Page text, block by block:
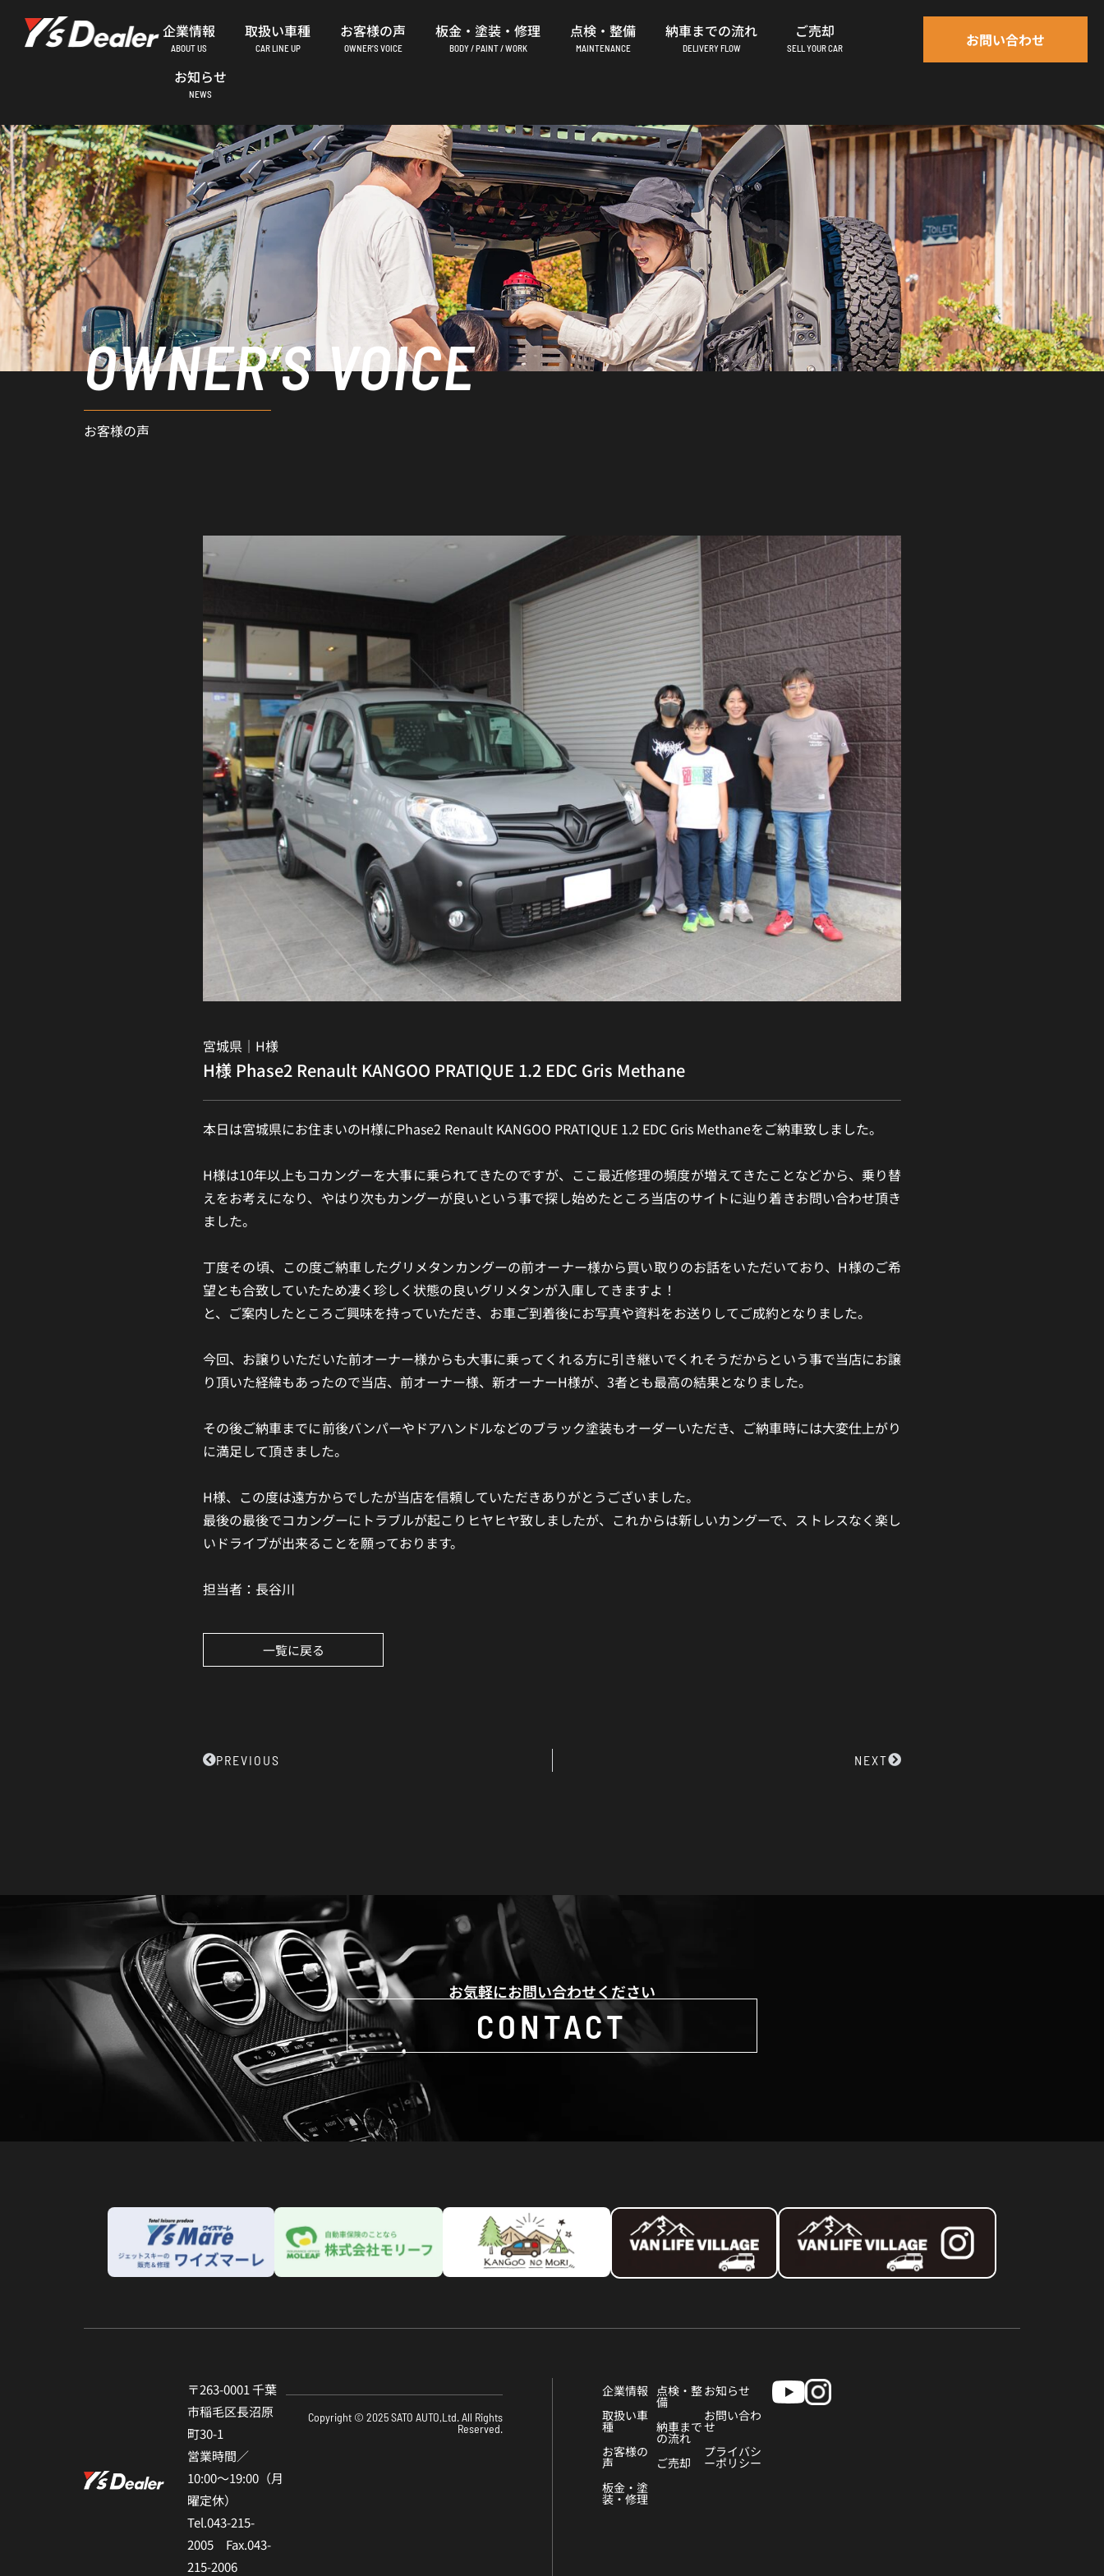
ッ
プ
企業情報
ABOUT US
取扱い車種
CAR LINE UP
お客様の声
OWNER’S VOICE
板金・塗装・修理
BODY / PAINT / WORK
点検・整備
MAINTENANCE
納車までの流れ
DELIVERY FLOW
ご売却
SELL YOUR CAR
お知らせ
NEWS
お問い合わせ
OWNER’S VOICE
お客様の声
宮城県｜ H様
H様 Phase2 Renault KANGOO PRATIQUE 1.2 EDC Gris Methane
本日は宮城県にお住まいのH様にPhase2 Renault KANGOO PRATIQUE 1.2 EDC Gris Methaneをご納車致しました。
H様は10年以上もコカングーを大事に乗られてきたのですが、ここ最近修理の頻度が増えてきたことなどから、乗り替
えをお考えになり、やはり次もカングーが良いという事で探し始めたところ当店のサイトに辿り着きお問い合わせ頂き
ました。
丁度その頃、この度ご納車したグリメタンカングーの前オーナー様から買い取りのお話をいただいており、H様のご希
望とも合致していたため凄く珍しく状態の良いグリメタンが入庫してきますよ！
と、ご案内したところご興味を持っていただき、お車ご到着後にお写真や資料をお送りしてご成約となりました。
今回、お譲りいただいた前オーナー様からも大事に乗ってくれる方に引き継いでくれそうだからという事で当店にお譲
り頂いた経緯もあったので当店、前オーナー様、新オーナーH様が、3者とも最高の結果となりました。
その後ご納車までに前後バンパーやドアハンドルなどのブラック塗装もオーダーいただき、ご納車時には大変仕上がり
に満足して頂きました。
H様、この度は遠方からでしたが当店を信頼していただきありがとうございました。
最後の最後でコカングーにトラブルが起こりヒヤヒヤ致しましたが、これからは新しいカングーで、ストレスなく楽し
いドライブが出来ることを願っております。
担当者：長谷川
一覧に戻る
PrevPREVIOUS NEXTNext
お気軽にお問い合わせください
CONTACT
〒263-0001 千葉
市稲⽑区⻑沼原
町30-1
営業時間／
10:00〜19:00（⽉
曜定休）
Tel.043-215-
2005 Fax.043-
215-2006
Copyright © 2025 SATO AUTO,Ltd. All Rights
Reserved.
企業情報
取扱い車
種
お客様の
声
板金・塗
装・修理
点検・整
備
納車まで
の流れ
ご売却
お知らせ
お問い合わ
せ
プライバシ
ーポリシー